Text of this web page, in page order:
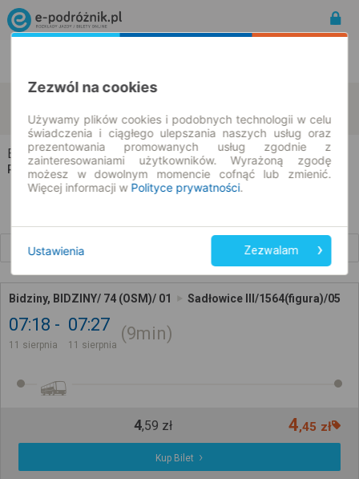
11.08.2026 | -- : --
Bidziny → Sadłowice
Rozkład jazdy i bilety
Bidziny, BIDZINY/ 74 (OSM)/ 01 Sadłowice III/1564(figura)/05
07:18
11 sierpnia
07:27
11 sierpnia
9min
4,59 zł 4,45 zł
Kup Bilet
Zezwól na cookies
Używamy plików cookies i podobnych technologii w celu
świadczenia i ciągłego ulepszania naszych usług oraz
prezentowania promowanych usług zgodnie z
zainteresowaniami użytkowników. Wyrażoną zgodę
możesz w dowolnym momencie cofnąć lub zmienić.
Więcej informacji w Polityce prywatności.
Ustawienia Zezwalam